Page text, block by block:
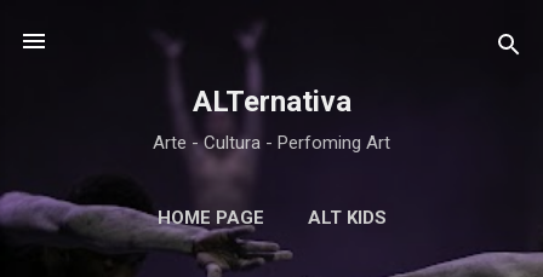
Passa ai contenuti principali
ALTernativa
Arte - Cultura - Perfoming Art
HOME PAGE ALT KIDS